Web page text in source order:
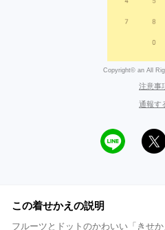
Copyright© an All
注意事
通報す
この着せかえの説明
フルーツとドットのかわいい「きせか